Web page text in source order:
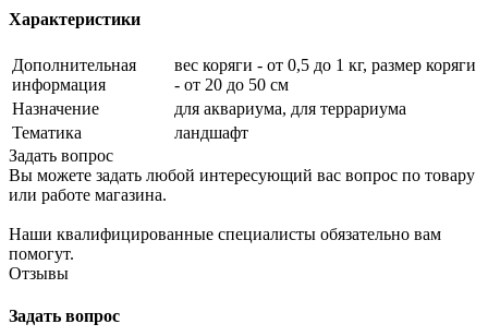
Характеристики
Дополнительная
информация
вес коряги - от 0,5 до 1 кг, размер коряги
- от 20 до 50 см
Назначение
для аквариума, для террариума
Тематика
ландшафт
Задать вопрос
Вы можете задать любой интересующий вас вопрос по товару
или работе магазина.
Наши квалифицированные специалисты обязательно вам
помогут.
Отзывы
Задать вопрос